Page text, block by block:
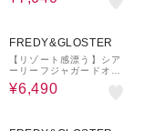
FREDY&GLOSTER
【リゾート感漂う】シア
ーリーフジャガードオー
プンカラー
¥6,490